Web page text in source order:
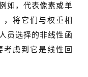
如，代表像素或单
将它们与权重相
员选择的非线性函
虑到它是线性回